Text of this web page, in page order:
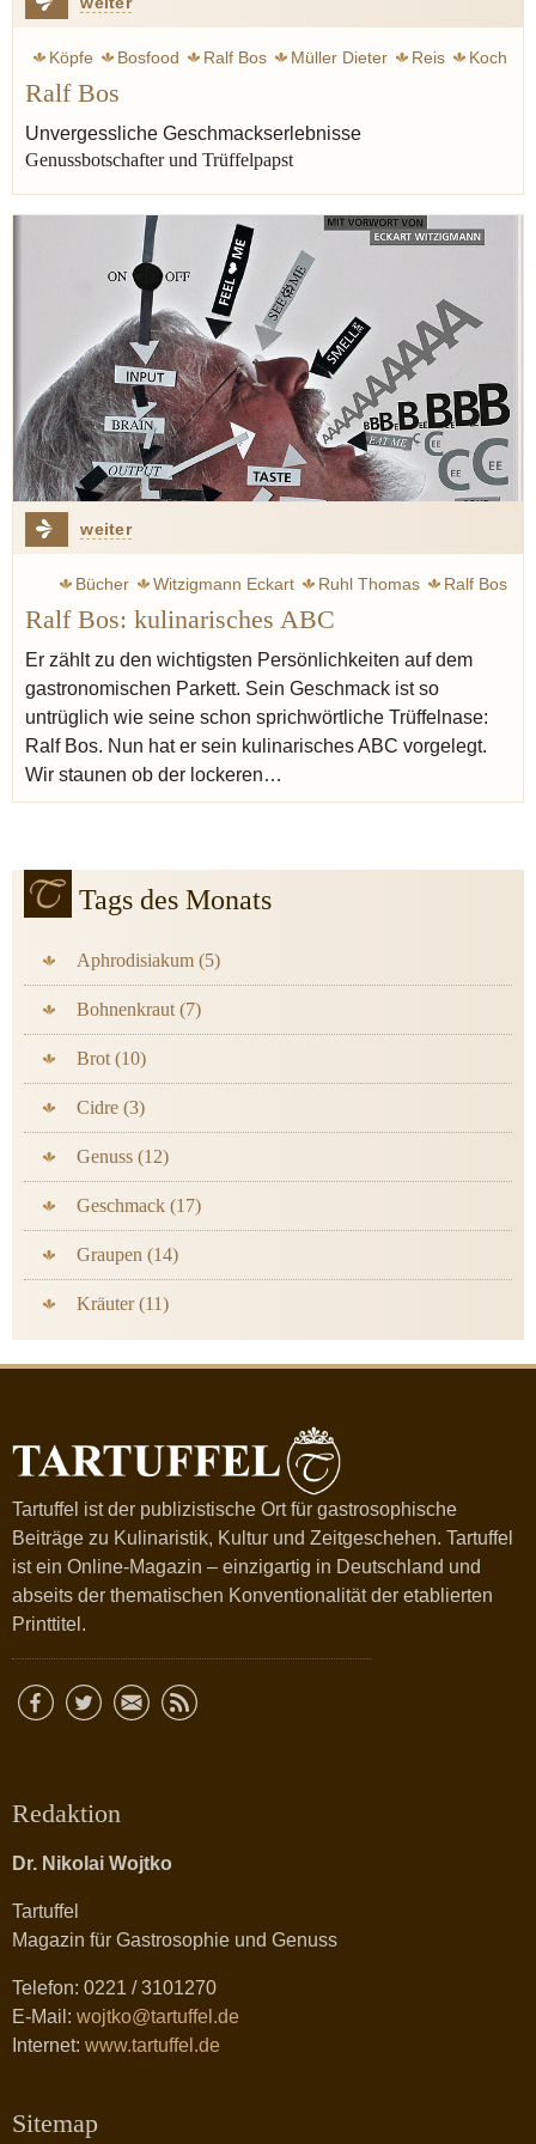
Köpfe Bosfood Ralf Bos Müller Dieter Reis
Koch
Ralf Bos
Unvergessliche Geschmackserlebnisse
Genussbotschafter und Trüffelpapst
weiter
Bücher Witzigmann Eckart Ruhl Thomas
Ralf Bos
Bosfood
Champagner Gewürze
Aufklärung
Kant Immanuel Lardo
Feinkost
Enzyklopädie
Kulinaristik
Ralf Bos: kulinarisches ABC
Er zählt zu den wichtigsten Persönlichkeiten auf dem
gastronomischen Parkett. Sein Geschmack ist so
untrüglich wie seine schon sprichwörtliche Trüffelnase:
Ralf Bos. Nun hat er sein kulinarisches ABC vorgelegt.
Wir staunen ob der lockeren…
Tags des Monats
Aphrodisiakum (5)
Bohnenkraut (7)
Brot (10)
Cidre (3)
Genuss (12)
Geschmack (17)
Graupen (14)
Kräuter (11)
Tartuffel ist der publizistische Ort für gastrosophische
Beiträge zu Kulinaristik, Kultur und Zeitgeschehen. Tartuffel
ist ein Online-Magazin – einzigartig in Deutschland und
abseits der thematischen Konventionalität der etablierten
Printtitel.
Redaktion
Dr. Nikolai Wojtko
Tartuffel
Magazin für Gastrosophie und Genuss
Telefon: 0221 / 3101270
E-Mail: wojtko@tartuffel.de
Internet: www.tartuffel.de
Sitemap